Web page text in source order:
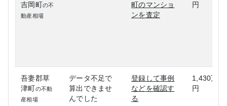
吉岡町の不
動産相場
町のマンショ
ンを査定
円
吾妻郡草
津町の不動
産相場
データ不足で
算出できませ
んでした
登録して事例
などを確認す
る
1,430万
円